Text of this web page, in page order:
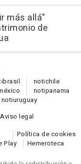
más allá"
de
brasil notichile
notipanama
notiuruguay
Aviso legal
Política de cookies
Play
Hemeroteca